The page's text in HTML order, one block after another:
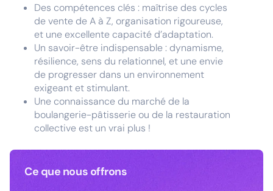
Des compétences clés : maîtrise des cycles
de vente de A à Z, organisation rigoureuse,
et une excellente capacité d’adaptation.
Un savoir-être indispensable : dynamisme,
résilience, sens du relationnel, et une envie
de progresser dans un environnement
exigeant et stimulant.
Une connaissance du marché de la
boulangerie-pâtisserie ou de la restauration
collective est un vrai plus !
Ce que nous offrons